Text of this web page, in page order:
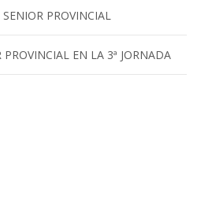
PROVINCIAL
EN LA 3ª JORNADA